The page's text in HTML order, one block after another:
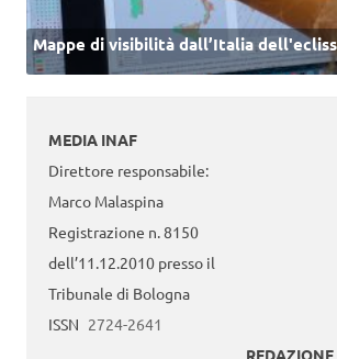
Mappe di visibilità dall’Italia
MEDIA INAF
Direttore responsabile:
Marco Malaspina
Registrazione n. 8150
dell’11.12.2010 presso il
Tribunale di Bologna
ISSN 2724-2641
REDAZIONE